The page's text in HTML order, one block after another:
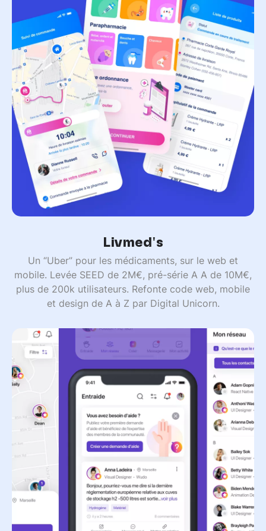
Livmed's
Un “Uber” pour les médicaments, sur le web et
mobile. Levée SEED de 2M€, pré-série A A de 10M€,
plus de 200k utilisateurs. Refonte code web, mobile
et design de A à Z par Digital Unicorn.